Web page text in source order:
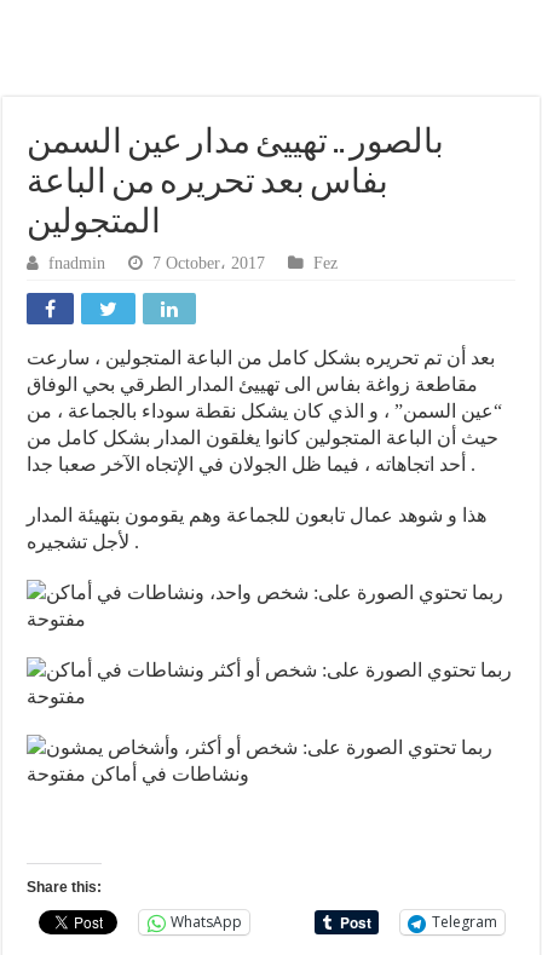
بالصور .. تهييئ مدار عين السمن
بفاس بعد تحريره من الباعة
المتجولين
fnadmin 7 October، 2017 Fez
بعد أن تم تحريره بشكل كامل من الباعة المتجولين ، سارعت
مقاطعة زواغة بفاس الى تهييئ المدار الطرقي بحي الوفاق
“عين السمن” ، و الذي كان يشكل نقطة سوداء بالجماعة ، من
حيث أن الباعة المتجولين كانوا يغلقون المدار بشكل كامل من
أحد اتجاهاته ، فيما ظل الجولان في الإتجاه الآخر صعبا جدا .
هذا و شوهد عمال تابعون للجماعة وهم يقومون بتهيئة المدار
لأجل تشجيره .
Share this:
WhatsApp Telegram